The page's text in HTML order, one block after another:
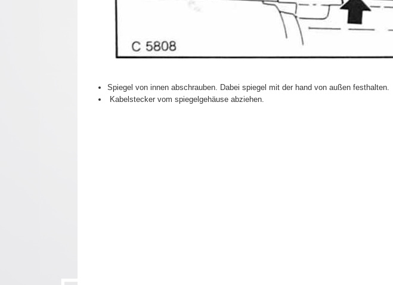
Spiegel von innen abschrauben. Dabei spiegel mit der hand von außen festhalten.
Kabelstecker vom spiegelgehäuse abziehen.